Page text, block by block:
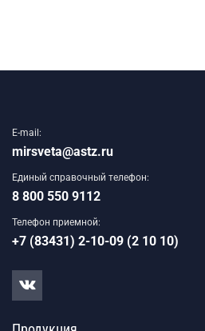
E-mail:
mirsveta@astz.ru
Единый справочный телефон:
8 800 550 9112
Телефон приемной:
+7 (83431) 2-10-09 (2 10 10)